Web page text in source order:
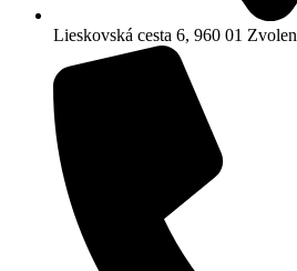
Lieskovská cesta 6, 960 01 Zvolen